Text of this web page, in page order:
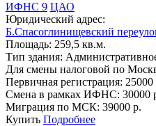
ИФНС 9 ЦАО
Юридический адрес:
Б.Спасоглинищевский
Площадь: 259,5 кв.м.
Тип здания:
Для смены налоговой по
Первичная регистрация: 25000
Смена в рамках ИФНС: 30000
Миграция по МСК: 39000 р.
Купить Подробнее